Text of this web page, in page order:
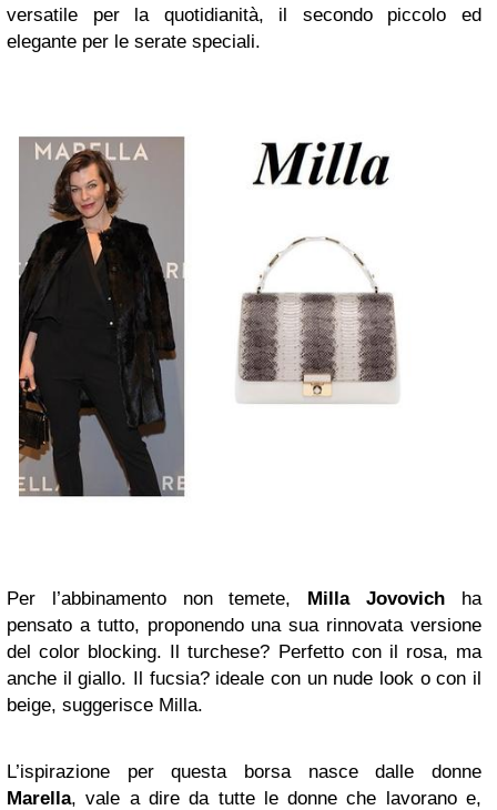
versatile per la quotidianità, il secondo piccolo ed
elegante per le serate speciali.
Per l’abbinamento non temete, Milla Jovovich
ha
pensato a tutto, proponendo una sua rinnovata versione
del color blocking. Il turchese? Perfetto con il rosa, ma
anche il giallo. Il fucsia? ideale con un nude look o con il
beige, suggerisce Milla.
L’ispirazione per questa borsa nasce dalle donne
Marella, vale a dire da tutte le donne che lavorano e,